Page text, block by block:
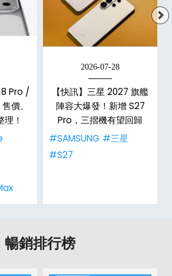
Pro /
價、
！
2026-07-28
【快訊】三星 2027 旗艦
陣容大爆發！新增 S27
Pro，三摺機有望回歸
#SAMSUNG #三星
#S27
暢銷排行榜